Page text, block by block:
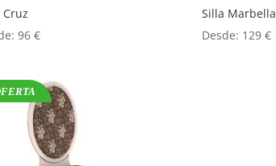
96€
Silla Marbella
Desde: 129€